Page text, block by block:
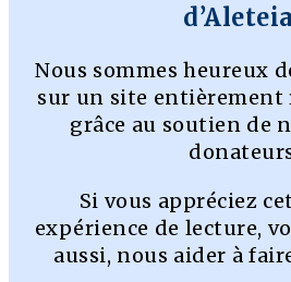
Nous sommes heureux
sur un site entièrement
grâce au soutien de
Si vous appréciez
expérience de lecture,
aussi, nous aider à